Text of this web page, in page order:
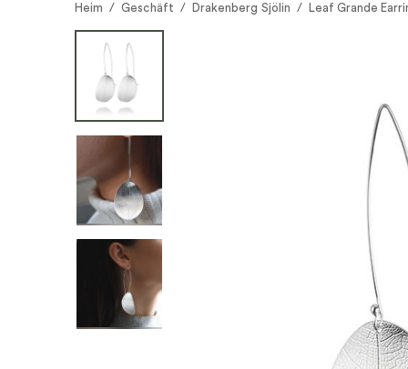
Heim / Geschäft / Drakenberg Sjölin / Leaf Grande